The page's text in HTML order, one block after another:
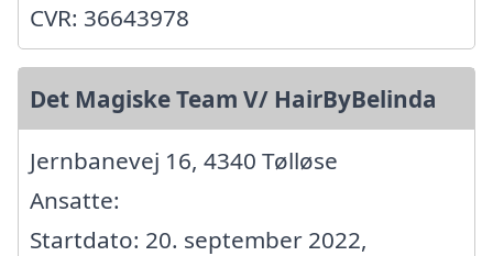
CVR: 36643978
Det Magiske Team V/ HairByBelinda
Jernbanevej 16, 4340 Tølløse
Ansatte:
Startdato: 20. september 2022,